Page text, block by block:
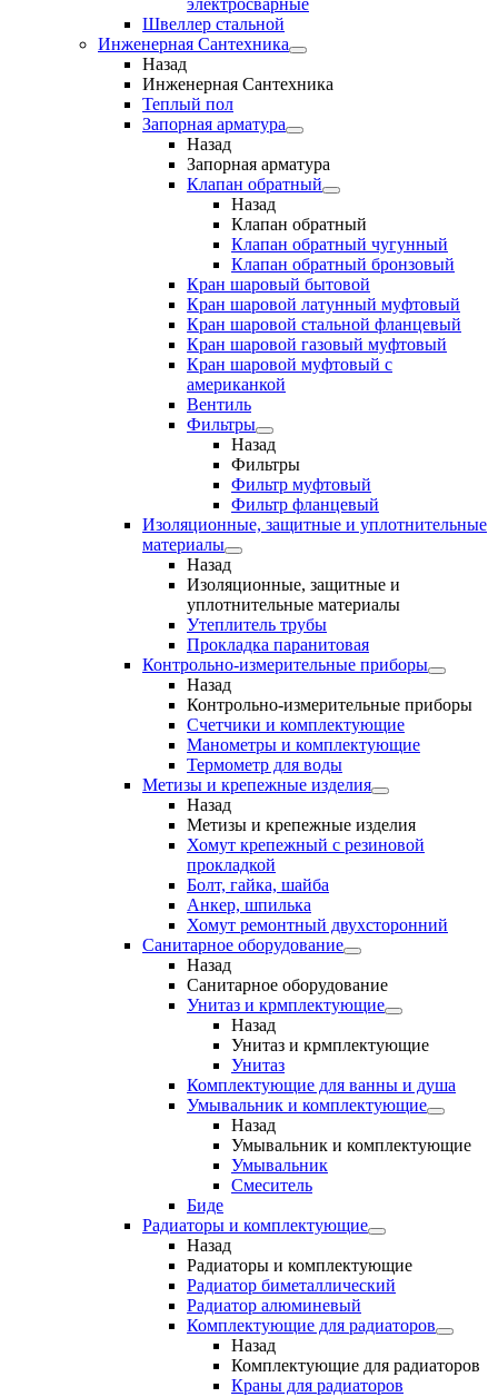
электросварные
Швеллер стальной
Инженерная Сантехника
Назад
Инженерная Сантехника
Теплый пол
Запорная арматура
Назад
Запорная арматура
Клапан обратный
Назад
Клапан обратный
Клапан обратный чугунный
Клапан обратный бронзовый
Кран шаровый бытовой
Кран шаровой латунный муфтовый
Кран шаровой стальной фланцевый
Кран шаровой газовый муфтовый
Кран шаровой муфтовый с
американкой
Вентиль
Фильтры
Назад
Фильтры
Фильтр муфтовый
Фильтр фланцевый
Изоляционные, защитные и уплотнительные
материалы
Назад
Изоляционные, защитные и
уплотнительные материалы
Утеплитель трубы
Прокладка паранитовая
Контрольно-измерительные приборы
Назад
Контрольно-измерительные приборы
Счетчики и комплектующие
Манометры и комплектующие
Термометр для воды
Метизы и крепежные изделия
Назад
Метизы и крепежные изделия
Хомут крепежный с резиновой
прокладкой
Болт, гайка, шайба
Анкер, шпилька
Хомут ремонтный двухсторонний
Санитарное оборудование
Назад
Санитарное оборудование
Унитаз и крмплектующие
Назад
Унитаз и крмплектующие
Унитаз
Комплектующие для ванны и душа
Умывальник и комплектующие
Назад
Умывальник и комплектующие
Умывальник
Смеситель
Биде
Радиаторы и комплектующие
Назад
Радиаторы и комплектующие
Радиатор биметаллический
Радиатор алюминевый
Комплектующие для радиаторов
Назад
Комплектующие для радиаторов
Краны для радиаторов